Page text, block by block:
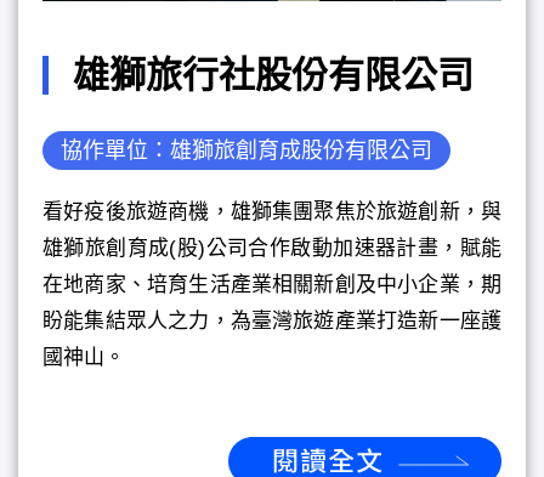
雄獅旅行社股份有限公司
協作單位：雄獅旅創育成股份有限公司
看好疫後旅遊商機，雄獅集團聚焦於旅遊創新，與
雄獅旅創育成(股)公司合作啟動加速器計畫，賦能
在地商家、培育生活產業相關新創及中小企業，期
盼能集結眾人之力，為臺灣旅遊產業打造新一座護
國神山。